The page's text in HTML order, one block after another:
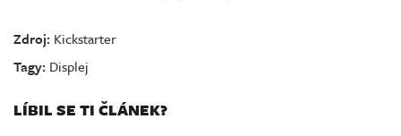
Zdroj: Kickstarter
Tagy: Displej
LÍBIL SE TI ČLÁNEK?